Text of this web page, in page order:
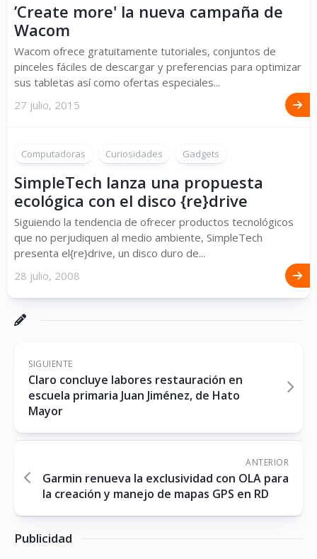
’Create more' la nueva campaña de
Wacom
Wacom ofrece gratuitamente tutoriales, conjuntos de
pinceles fáciles de descargar y preferencias para optimizar
sus tabletas así como ofertas especiales...
27 julio, 2015
Computadoras Curiosidades Gadgets
SimpleTech lanza una propuesta
ecológica con el disco {re}drive
Siguiendo la tendencia de ofrecer productos tecnológicos
que no perjudiquen al medio ambiente, SimpleTech
presenta el{re}drive, un disco duro de...
28 julio, 2008
SIGUIENTE
Claro concluye labores restauración en
escuela primaria Juan Jiménez, de Hato
Mayor
ANTERIOR
Garmin renueva la exclusividad con OLA para
la creación y manejo de mapas GPS en RD
Publicidad